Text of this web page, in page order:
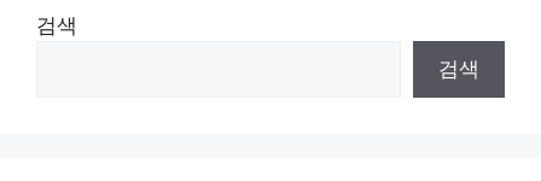
검색
검색